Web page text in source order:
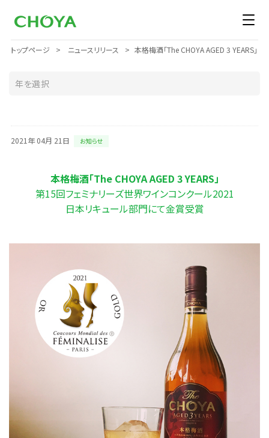
トップページ ニュースリリース 本格梅酒「The CHOYA AGED 3 YEARS」
2021年 04月 21日 お知らせ
本格梅酒「The CHOYA AGED 3 YEARS」
第15回フェミナリーズ世界ワインコンクール2021
日本リキュール部門にて金賞受賞